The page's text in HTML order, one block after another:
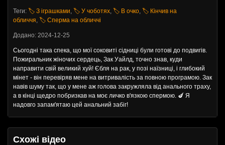
Теги: 🏷️ З іграшками, 🏷️ У чоботях, 🏷️ В очко, 🏷️ Кінчив на
обличчя, 🏷️ Сперма на обличчі
Додано: 2024-12-25
Сьогодні така спека, що мої соковиті сідниці були готові до подвигів.
Пожиральник жіночих сердець, Зак Уайлд, точно знав, куди
направити свій великий хуй! Єбля на рак, у позі наїзниці, і глибокий
мінет - він перевіряв мене на витривалість за повною програмою. Зак
навів шуму так, що у мене аж голова закружляла від анального траху,
а в кінці щедро побризкав на моє личко в'язкою спермою. 🍆 Я
надовго запам'ятаю цей анальний забіг!
Схожі відео